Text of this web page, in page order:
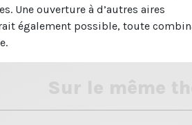
Une ouverture à d’autres aires
également possible, toute